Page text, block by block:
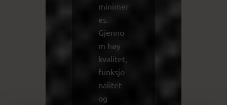
minimer
es.
Gjenno
m høy
kvalitet,
funksjo
nalitet
og